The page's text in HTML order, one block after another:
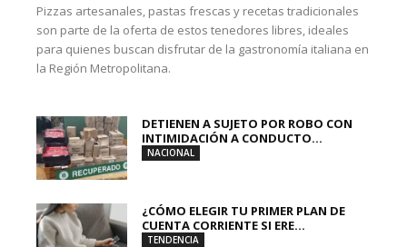
Pizzas artesanales, pastas frescas y recetas tradicionales
son parte de la oferta de estos tenedores libres, ideales
para quienes buscan disfrutar de la gastronomía italiana en
la Región Metropolitana.
DETIENEN A SUJETO POR ROBO CON
INTIMIDACIÓN A CONDUCTO...
NACIONAL
¿CÓMO ELEGIR TU PRIMER PLAN DE
CUENTA CORRIENTE SI ERE...
TENDENCIA